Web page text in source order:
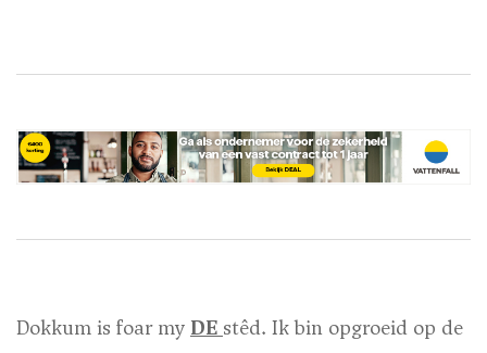
Dokkum is foar my DE stêd. Ik bin opgroeid op de